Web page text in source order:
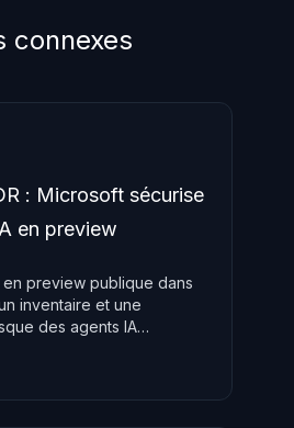
connexes
: Microsoft sécurise
en preview
preview publique dans
inventaire et une
des agents IA
recommandations de